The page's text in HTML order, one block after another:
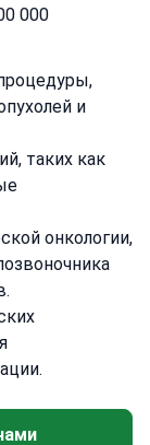
000
и
таких как
онкологии,